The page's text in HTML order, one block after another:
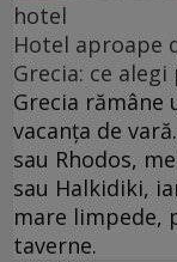
hotel
Hotel aproape
Grecia: ce
Grecia
vacanța de
sau Rhodos,
sau Halkidiki,
mare limpede,
taverne.